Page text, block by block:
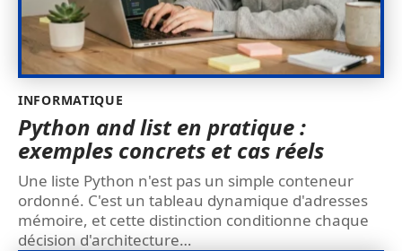
INFORMATIQUE
Python and list en pratique :
exemples concrets et cas réels
Une liste Python n'est pas un simple conteneur
ordonné. C'est un tableau dynamique d'adresses
mémoire, et cette distinction conditionne chaque
décision d'architecture…